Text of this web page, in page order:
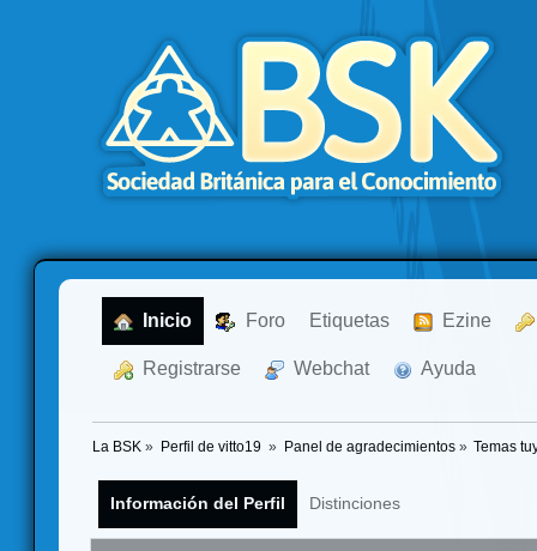
Inicio Foro Etiquetas Ezine
Registrarse Webchat Ayuda
La BSK » Perfil de vitto19 » Panel de agradecimientos» Temas
Información del Perfil Distinciones